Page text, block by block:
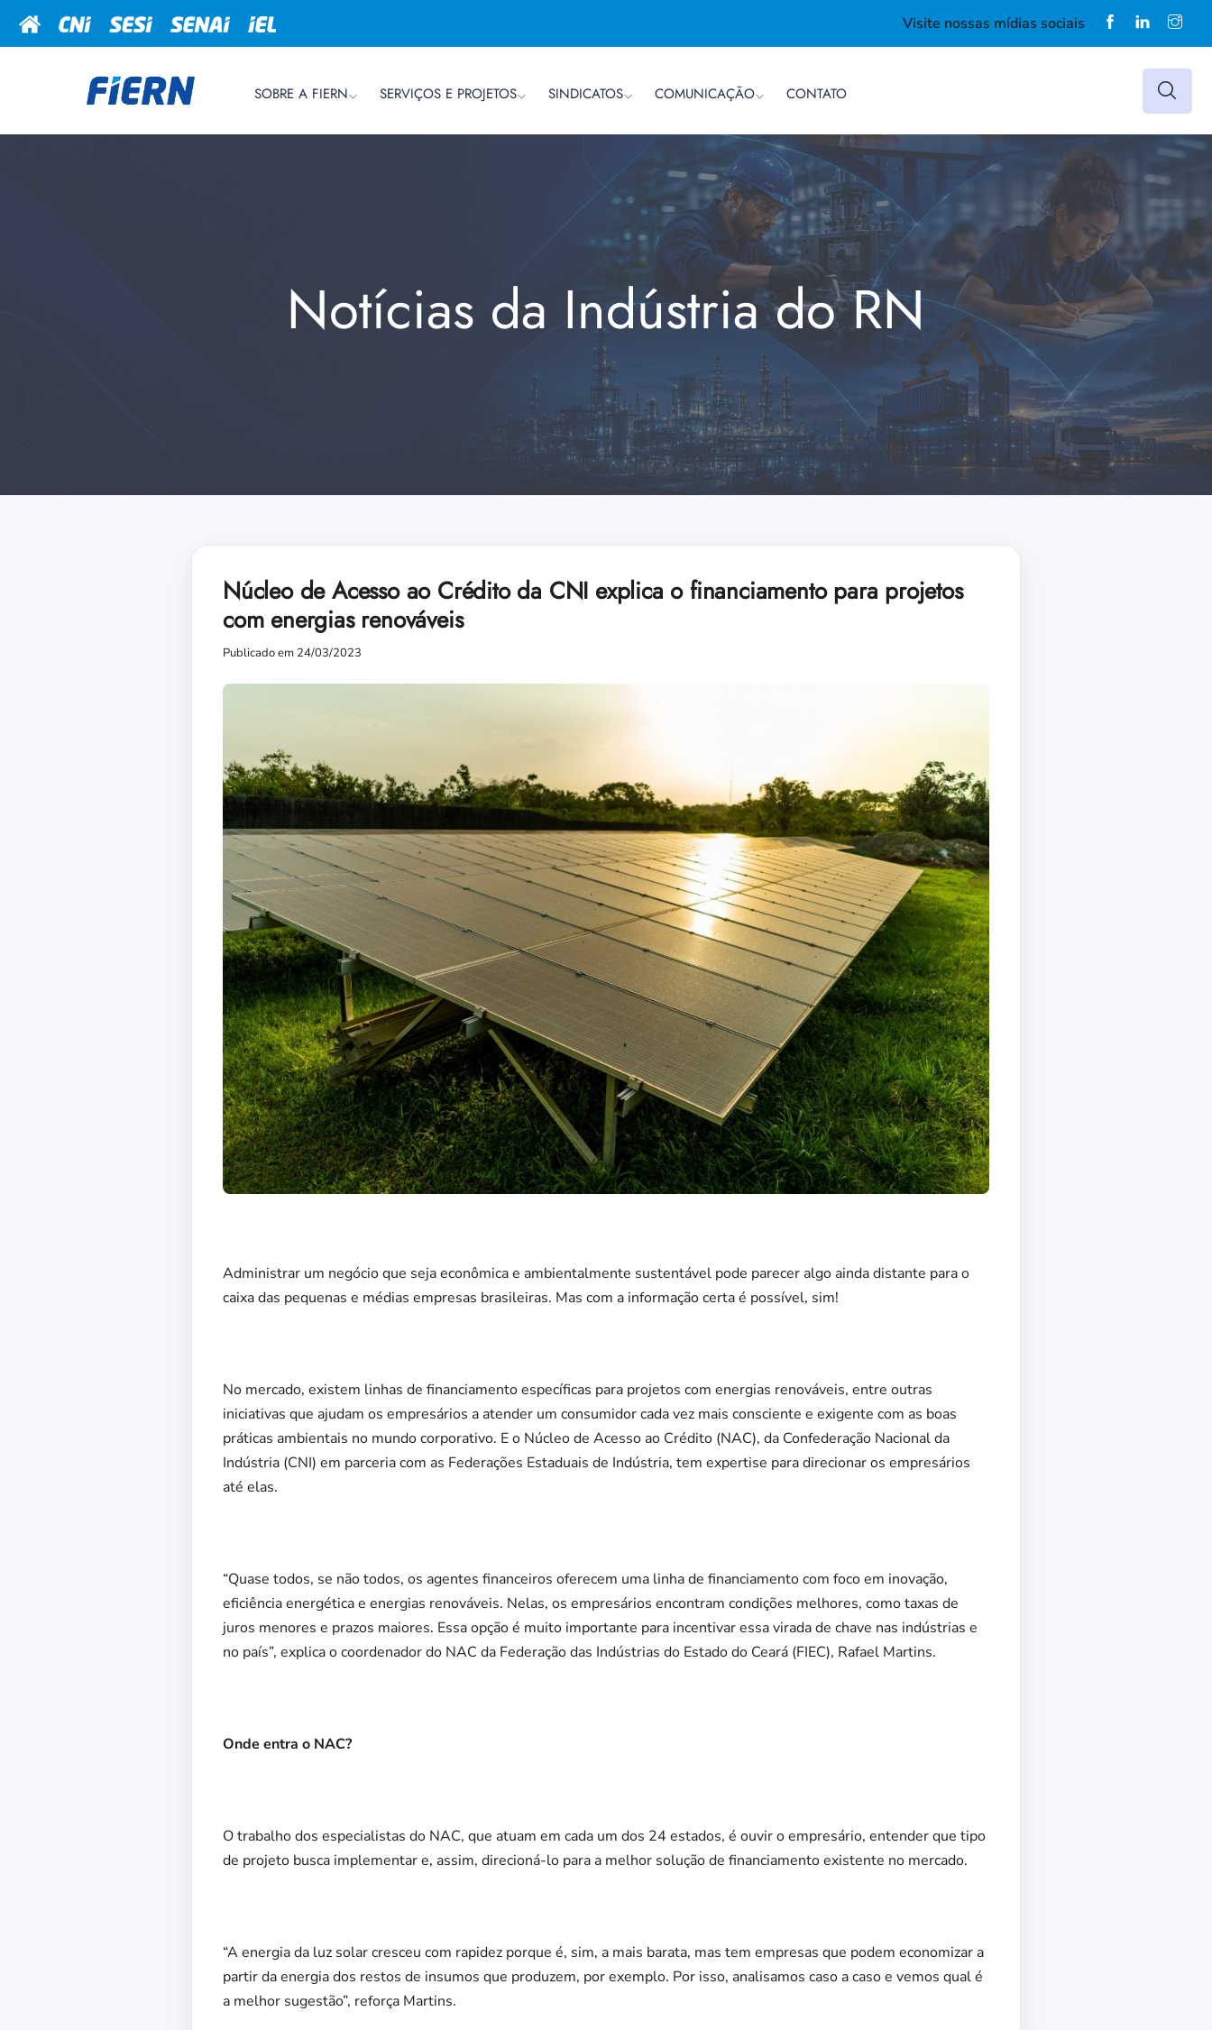
Visite nossas mídias sociais
SOBRE A FIERN SERVIÇOS E PROJETOS SINDICATOS COMUNICAÇÃO CONTATO
Notícias da Indústria do RN
Núcleo de Acesso ao Crédito da CNI explica o financiamento para projetos
com energias renováveis
Publicado em 24/03/2023
Administrar um negócio que seja econômica e ambientalmente sustentável pode parecer algo ainda distante para o
caixa das pequenas e médias empresas brasileiras. Mas com a informação certa é possível, sim!
No mercado, existem linhas de financiamento específicas para projetos com energias renováveis, entre outras
iniciativas que ajudam os empresários a atender um consumidor cada vez mais consciente e exigente com as boas
práticas ambientais no mundo corporativo. E o Núcleo de Acesso ao Crédito (NAC), da Confederação Nacional da
Indústria (CNI) em parceria com as Federações Estaduais de Indústria, tem expertise para direcionar os empresários
até elas.
“Quase todos, se não todos, os agentes financeiros oferecem uma linha de financiamento com foco em inovação,
eficiência energética e energias renováveis. Nelas, os empresários encontram condições melhores, como taxas de
juros menores e prazos maiores. Essa opção é muito importante para incentivar essa virada de chave nas indústrias e
no país”, explica o coordenador do NAC da Federação das Indústrias do Estado do Ceará (FIEC), Rafael Martins.
Onde entra o NAC?
O trabalho dos especialistas do NAC, que atuam em cada um dos 24 estados, é ouvir o empresário, entender que tipo
de projeto busca implementar e, assim, direcioná-lo para a melhor solução de financiamento existente no mercado.
“A energia da luz solar cresceu com rapidez porque é, sim, a mais barata, mas tem empresas que podem economizar a
partir da energia dos restos de insumos que produzem, por exemplo. Por isso, analisamos caso a caso e vemos qual é
a melhor sugestão”, reforça Martins.